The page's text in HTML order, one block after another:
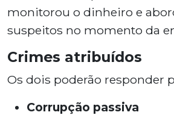
monitorou o dinheiro e
suspeitos no momento da
Crimes atribuídos
Os dois poderão responder
Corrupção passiva